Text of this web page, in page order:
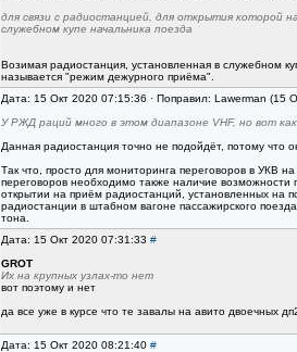
для связи с радиостанцией, для открытия которой
служебном купе начальника поезда
Возимая радиостанция, установленная в служебном
называется "режим дежурного приёма".
Дата: 15 Окт 2020 07:15:36 · Поправил: Lawerman (15
У РЖД раций много в этом диапазоне VHF, но вот
Данная радиостанция точно не подойдёт, потому что
Так что, просто для мониторинга переговоров в УКВ
переговоров необходимо также наличие
открытии на приём радиостанций, установленных на
радиостанции в штабном вагоне пассажирского
тона.
Дата: 15 Окт 2020 07:31:33 #
GROT
Их на крупных узлах-то нет
вот поэтому и нет
да все уже в курсе что те завалы на авито двоечных
Дата: 15 Окт 2020 08:21:40 #